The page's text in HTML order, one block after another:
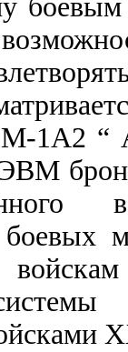
боевым
1А2 “